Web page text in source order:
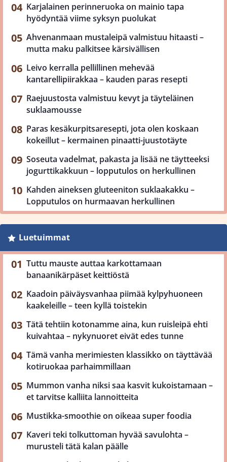
Karjalainen perinneruoka on mainio tapa
hyödyntää viime syksyn puolukat
Ahvenanmaan mustaleipä valmistuu hitaasti –
mutta maku palkitsee kärsivällisen
Leivo kerralla pellillinen mehevää
kantarellipiirakkaa – kauden paras resepti
Raejuustosta valmistuu kevyt ja täyteläinen
suklaamousse
Paras kesäkurpitsaresepti, jota olen koskaan
kokeillut – kermainen pinaatti-juustotäyte
Soseuta vadelmat, pakasta ja lisää ne täytteeksi
jogurttikakkuun – lopputulos on herkullinen
Kahden aineksen gluteeniton suklaakakku –
Lopputulos on hurmaavan herkullinen
Luetuimmat
Tuttu mauste auttaa karkottamaan
banaanikärpäset keittiöstä
Kaadoin päiväysvanhaa piimää kylpyhuoneen
kaakeleille – teen kyllä toistekin
Tätä tehtiin kotonamme aina, kun ruisleipä ehti
kuivahtaa – nykynuoret eivät edes tunne
Tämä vanha merimiesten klassikko on täyttävää
kotiruokaa parhaimmillaan
Mummon vanha niksi saa kasvit kukoistamaan –
et tarvitse kalliita lannoitteita
Mustikka-smoothie on oikeaa super foodia
Kaveri teki tolkuttoman hyvää savulohta –
murusteli tätä kalan päälle